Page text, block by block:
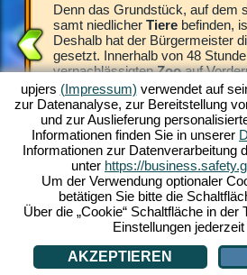
die
Park
Denn das Grundstück, auf dem
samt niedlicher Tierebefinden,
Deshalb hat der Bürgermeister
gesetzt. Innerhalb von 48
vernachlässigtenZooauf
neue Besucher anlocken.
Areal verkauft.
Deiner verstorbenen Tante
aufopferungsvoll um die Tiere
machst du dich an deine
wundervolleZoo-Spielund
Tierpark-Manager.
upjers (Impressum) verwendet auf
zur Datenanalyse, zur Bereitstellung
und zur Auslieferung
Informationen finden Sie in unserer
Informationen zur Datenverarbeitung
unter https://
Um der Verwendung optionaler
betätigen Sie bitte die
Über die „Cookie“ Schaltfläche in der
Einstellungen
AKZEPTIEREN